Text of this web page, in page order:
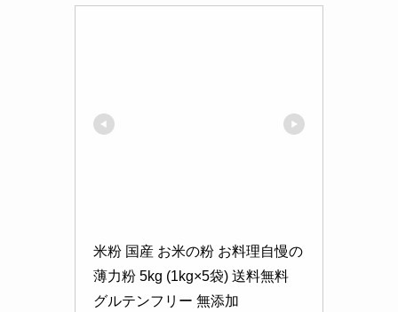
米粉 国産 お米の粉 お料理自慢の
薄力粉 5kg (1kg×5袋) 送料無料
グルテンフリー 無添加